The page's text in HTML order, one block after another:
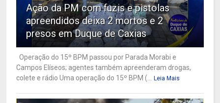
Ação da PM com fuzis e pistolas
apreendidos deixa 2 mortos e 2
presos em Duque de Caxias
Operação do 15º BPM passou por Parada Morabi e
Campos Elíseos; agentes também apreenderam drogas,
colete e rádio Uma operação do 15º BPM (...
Leia Mais